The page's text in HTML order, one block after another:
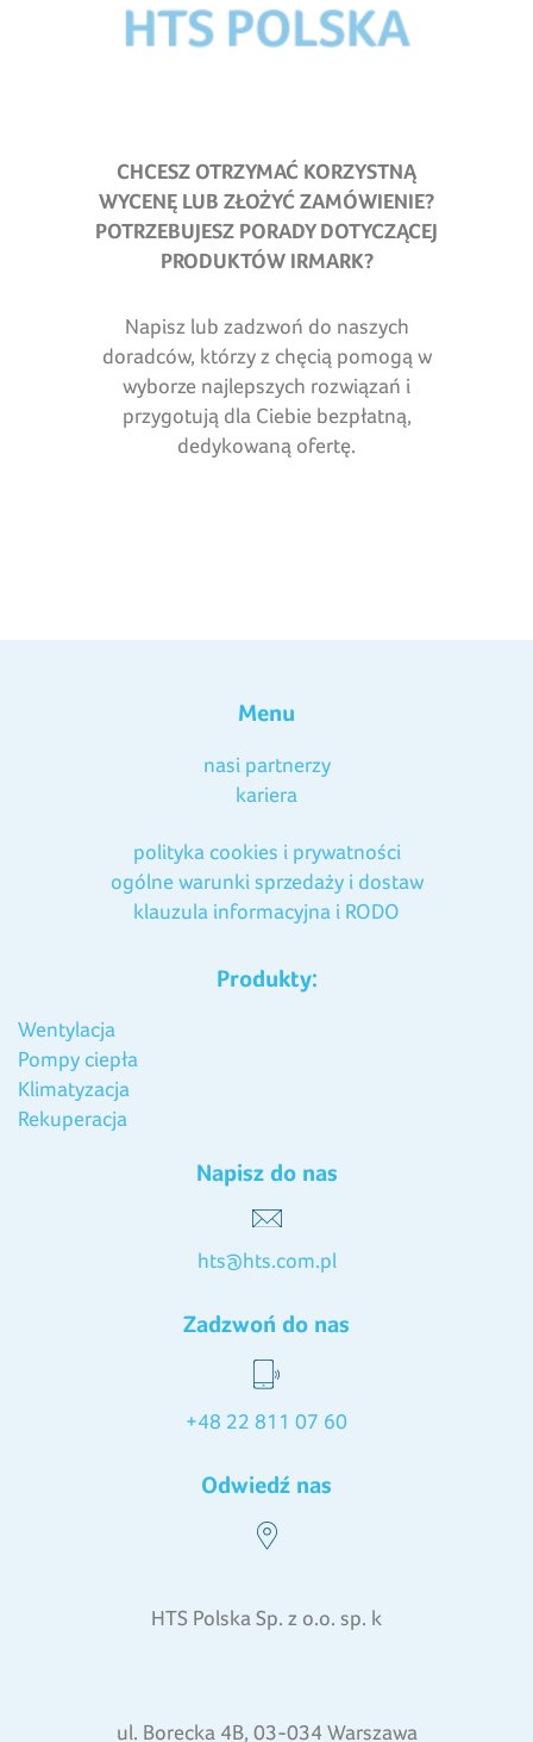
CHCESZ OTRZYMAĆ KORZYSTNĄ
WYCENĘ LUB ZŁOŻYĆ ZAMÓWIENIE?
POTRZEBUJESZ PORADY DOTYCZĄCEJ
PRODUKTÓW IRMARK?
Napisz lub zadzwoń do naszych
doradców, którzy z chęcią pomogą w
wyborze najlepszych rozwiązań i
przygotują dla Ciebie bezpłatną,
dedykowaną ofertę.
Menu
nasi partnerzy
kariera
polityka cookies i prywatności
ogólne warunki sprzedaży i dostaw
klauzula informacyjna i RODO
Produkty:
Wentylacja
Pompy ciepła
Klimatyzacja
Rekuperacja
Napisz do nas
hts@hts.com.pl
Zadzwoń do nas
+48 22 811 07 60
Odwiedź nas
HTS Polska Sp. z o.o. sp. k
ul. Borecka 4B, 03-034 Warszawa